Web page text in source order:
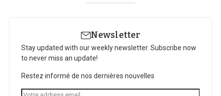
Newsletter
Stay updated with our weekly newsletter. Subscribe now
to never miss an update!
Restez informé de nos dernières nouvelles